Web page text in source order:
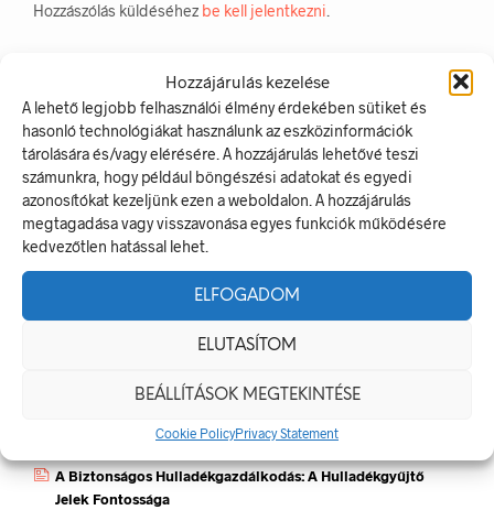
Hozzájárulás kezelése
A lehető legjobb felhasználói élmény érdekében sütiket és
hasonló technológiákat használunk az eszközinformációk
tárolására és/vagy elérésére. A hozzájárulás lehetővé teszi
számunkra, hogy például böngészési adatokat és egyedi
azonosítókat kezeljünk ezen a weboldalon. A hozzájárulás
megtagadása vagy visszavonása egyes funkciók működésére
kedvezőtlen hatással lehet.
ELFOGADOM
ELUTASÍTOM
BEÁLLÍTÁSOK MEGTEKINTÉSE
Cookie PolicyPrivacy Statement
Hozzászólás küldéséhez be kell jelentkezni
LEGUTÓBBI BEJEGYZÉSEK
Munkavédelmi Táblák És Biztonsági Jelzések – Miért
És Hogyan Teheted Egyedivé?
A Biztonságos Hulladékgazdálkodás: A Hulladékgyűjtő
Jelek Fontossága